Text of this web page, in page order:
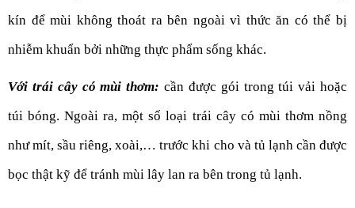
kín để mùi không thoát ra bên ngoài vì thức ăn có thể bị
nhiễm khuẩn bởi những thực phẩm sống khác.
Với trái cây có mùi thơm: cần được gói trong túi vải hoặc
túi bóng. Ngoài ra, một số loại trái cây có mùi thơm nồng
như mít, sầu riêng, xoài,… trước khi cho và tủ lạnh cần được
bọc thật kỹ để tránh mùi lây lan ra bên trong tủ lạnh.